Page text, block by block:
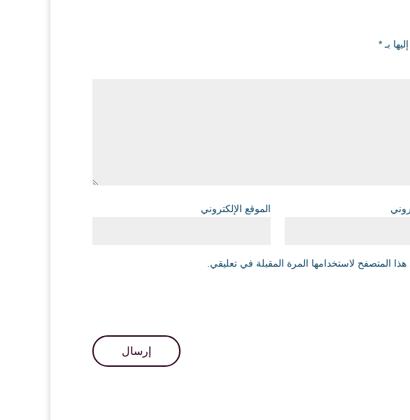
بـ *
الموقع الإلكتروني
المتصفح لاستخدامها المرة المقبلة في تعليقي.